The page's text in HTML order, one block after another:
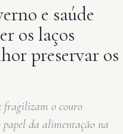
e saúde
os laços
preservar os
o couro
papel da alimentação na